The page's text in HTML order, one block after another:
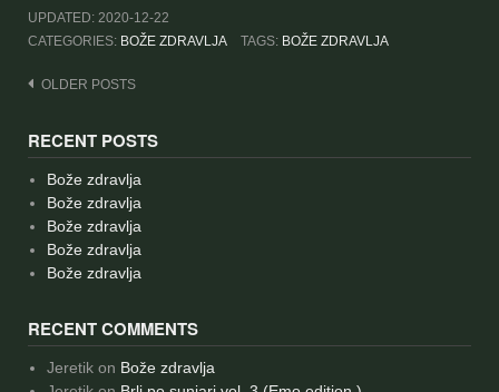
UPDATED: 2020-12-22
CATEGORIES: BOŽE ZDRAVLJA TAGS: BOŽE ZDRAVLJA
Posts
OLDER POSTS
RECENT POSTS
Bože zdravlja
Bože zdravlja
Bože zdravlja
Bože zdravlja
Bože zdravlja
RECENT COMMENTS
Jeretikon Bože zdravlja